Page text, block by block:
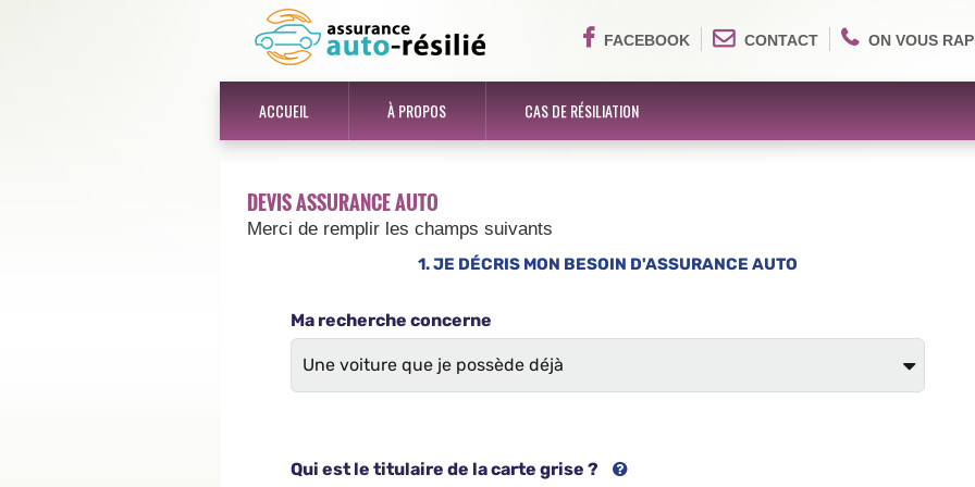
FACEBOOK CONTACT ON VOUS
ACCUEIL À PROPOS CAS DE RÉSILIATION
DEVIS ASSURANCE AUTO
Merci de remplir les champs suivants